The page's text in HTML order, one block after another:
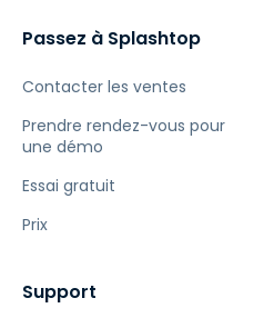
Passez à Splashtop
Contacter les ventes
Prendre rendez-vous pour
une démo
Essai gratuit
Prix
Support